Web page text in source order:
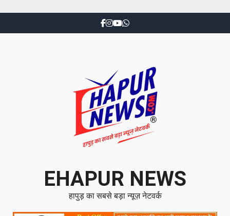
EHAPUR NEWS
हापुड़ का सबसे बड़ा न्यूज़ नेटवर्क